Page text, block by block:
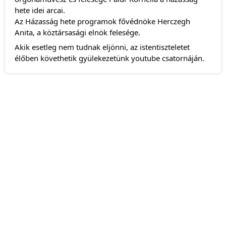
hete idei arcai.
Az Házasság hete programok fővédnöke Herczegh
Anita, a köztársasági elnök felesége.
Akik esetleg nem tudnak eljönni, az istentiszteletet
élőben követhetik gyülekezetünk youtube csatornáján.